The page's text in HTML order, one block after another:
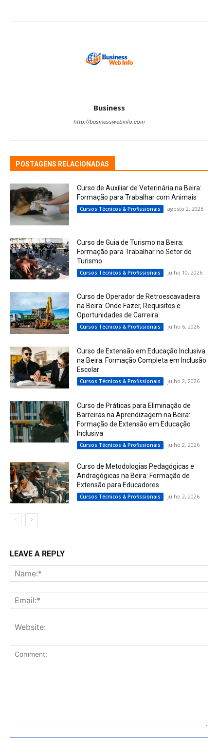
Business
http://businesswebinfo.com
POSTAGENS RELACIONADAS
Curso de Auxiliar de Veterinária na Beira:
Formação para Trabalhar com Animais
Cursos Técnicos & Profissionais agosto 2, 2026
Curso de Guia de Turismo na Beira:
Formação para Trabalhar no Setor do
Turismo
Cursos Técnicos & Profissionais julho 10, 2026
Curso de Operador de Retroescavadeira
na Beira: Onde Fazer, Requisitos e
Oportunidades de Carreira
Cursos Técnicos & Profissionais julho 6, 2026
Curso de Extensão em Educação Inclusiva
na Beira: Formação Completa em Inclusão
Escolar
Cursos Técnicos & Profissionais julho 2, 2026
Curso de Práticas para Eliminação de
Barreiras na Aprendizagem na Beira:
Formação de Extensão em Educação
Inclusiva
Cursos Técnicos & Profissionais julho 2, 2026
Curso de Metodologias Pedagógicas e
Andragógicas na Beira: Formação de
Extensão para Educadores
Cursos Técnicos & Profissionais julho 2, 2026
LEAVE A REPLY